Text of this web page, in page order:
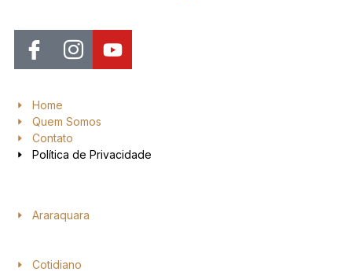
Home
Quem Somos
Contato
Política de Privacidade
Araraquara
Cotidiano